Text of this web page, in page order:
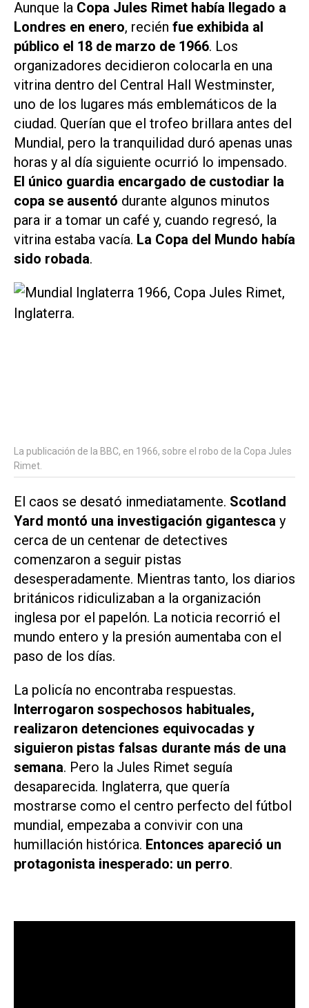
Aunque la Copa Jules Rimet había llegado a
Londres en enero, recién fue exhibida al
público el 18 de marzo de 1966. Los
organizadores decidieron colocarla en una
vitrina dentro del Central Hall Westminster,
uno de los lugares más emblemáticos de la
ciudad. Querían que el trofeo brillara antes del
Mundial, pero la tranquilidad duró apenas unas
horas y al día siguiente ocurrió lo impensado.
El único guardia encargado de custodiar la
copa se ausentó durante algunos minutos
para ir a tomar un café y, cuando regresó, la
vitrina estaba vacía. La Copa del Mundo había
sido robada.
La publicación de la BBC, en 1966, sobre el robo de la Copa Jules
Rimet.
El caos se desató inmediatamente. Scotland
Yard montó una investigación gigantesca y
cerca de un centenar de detectives
comenzaron a seguir pistas
desesperadamente. Mientras tanto, los diarios
británicos ridiculizaban a la organización
inglesa por el papelón. La noticia recorrió el
mundo entero y la presión aumentaba con el
paso de los días.
La policía no encontraba respuestas.
Interrogaron sospechosos habituales,
realizaron detenciones equivocadas y
siguieron pistas falsas durante más de una
semana. Pero la Jules Rimet seguía
desaparecida. Inglaterra, que quería
mostrarse como el centro perfecto del fútbol
mundial, empezaba a convivir con una
humillación histórica. Entonces apareció un
protagonista inesperado: un perro.